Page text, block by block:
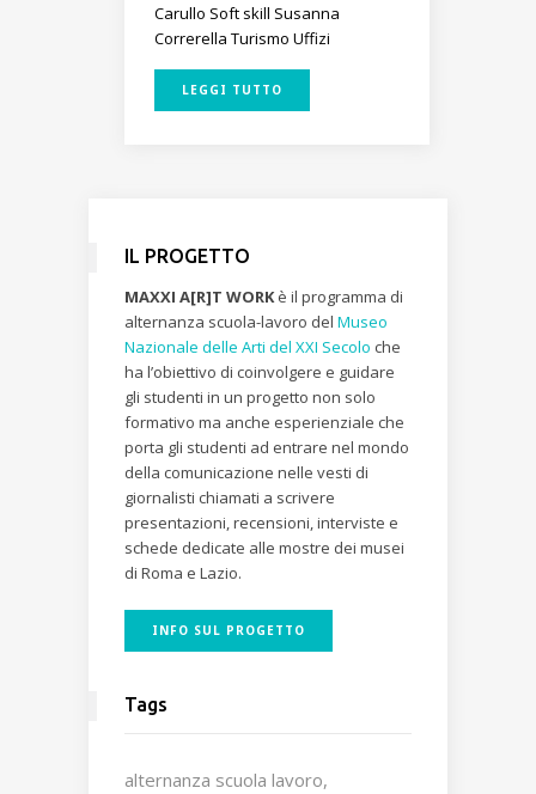
Carullo Soft skill Susanna
Correrella Turismo Uffizi
LEGGI TUTTO
IL PROGETTO
MAXXI A[R]T WORKè il programma di
alternanza scuola-lavoro del Museo
Nazionale delle Arti del XXI Secolo che
ha l’obiettivo di coinvolgere e guidare
gli studenti in un progetto non solo
formativo ma anche esperienziale che
porta gli studenti ad entrare nel mondo
della comunicazione nelle vesti di
giornalisti chiamati a scrivere
presentazioni, recensioni, interviste e
schede dedicate alle mostre dei musei
di Roma e Lazio.
INFO SUL PROGETTO
Tags
alternanza scuola lavoro